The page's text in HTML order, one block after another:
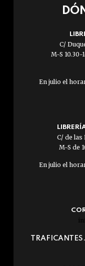
C/
M-S 10.30-
En julio el
C/ de las
M-S de
En julio el